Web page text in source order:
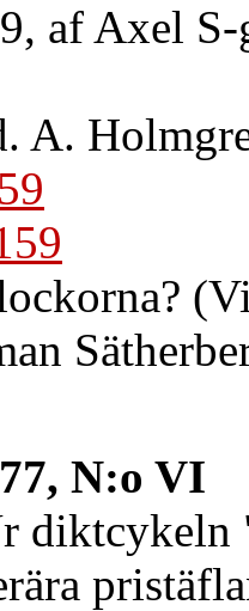
af Axel S-
A.
N:o VI